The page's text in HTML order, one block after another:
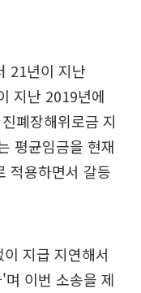
21년이 지난
지난 2019년에
폐장해위로금 지
평균임금을 현재
적용하면서 갈등
지급 지연해서
이번 소송을 제